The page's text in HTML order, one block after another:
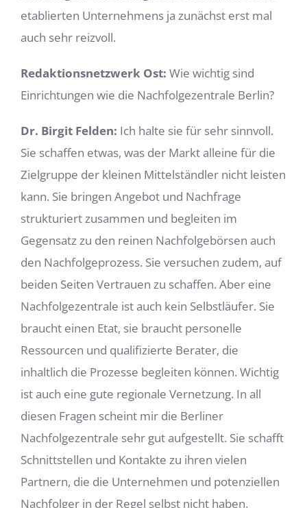
etablierten Unternehmens ja zunächst erst mal
auch sehr reizvoll.
Redaktionsnetzwerk Ost: Wie wichtig sind
Einrichtungen wie die Nachfolgezentrale Berlin?
Dr. Birgit Felden: Ich halte sie für sehr sinnvoll.
Sie schaffen etwas, was der Markt alleine für die
Zielgruppe der kleinen Mittelständler nicht leisten
kann. Sie bringen Angebot und Nachfrage
strukturiert zusammen und begleiten im
Gegensatz zu den reinen Nachfolgebörsen auch
den Nachfolgeprozess. Sie versuchen zudem, auf
beiden Seiten Vertrauen zu schaffen. Aber eine
Nachfolgezentrale ist auch kein Selbstläufer. Sie
braucht einen Etat, sie braucht personelle
Ressourcen und qualifizierte Berater, die
inhaltlich die Prozesse begleiten können. Wichtig
ist auch eine gute regionale Vernetzung. In all
diesen Fragen scheint mir die Berliner
Nachfolgezentrale sehr gut aufgestellt. Sie schafft
Schnittstellen und Kontakte zu ihren vielen
Partnern, die die Unternehmen und potenziellen
Nachfolger in der Regel selbst nicht haben.